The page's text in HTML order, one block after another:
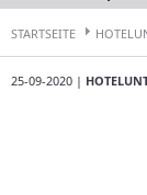
STARTSEITE
25-09-2020 |